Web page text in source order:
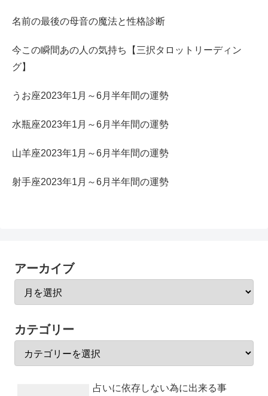
名前の最後の母音の魔法と性格診断
今この瞬間あの人の気持ち【三択タロットリーディン
グ】
うお座2023年1月～6月半年間の運勢
水瓶座2023年1月～6月半年間の運勢
山羊座2023年1月～6月半年間の運勢
射手座2023年1月～6月半年間の運勢
アーカイブ
カテゴリー
占いに依存しない為に出来る事